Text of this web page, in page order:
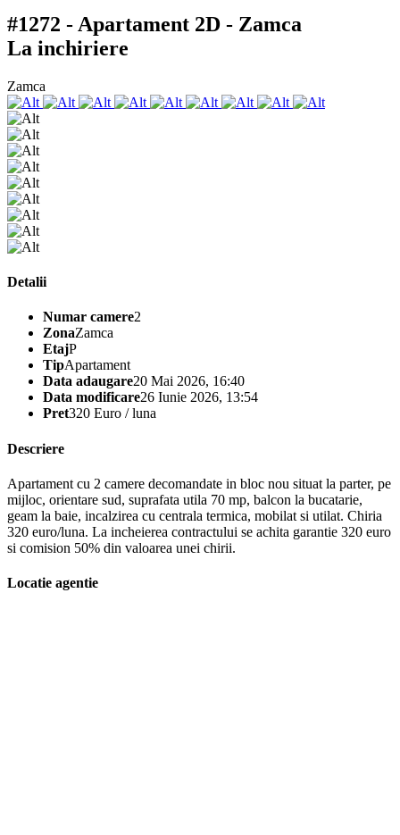
#1272 - Apartament 2D - Zamca
La inchiriere
Zamca
Detalii
Numar camere2
ZonaZamca
EtajP
TipApartament
Data adaugare20 Mai 2026, 16:40
Data modificare26 Iunie 2026, 13:54
Pret320 Euro / luna
Descriere
Apartament cu 2 camere decomandate in bloc nou situat la parter, pe
mijloc, orientare sud, suprafata utila 70 mp, balcon la bucatarie,
geam la baie, incalzirea cu centrala termica, mobilat si utilat. Chiria
320 euro/luna. La incheierea contractului se achita garantie 320 euro
si comision 50% din valoarea unei chirii.
Locatie agentie